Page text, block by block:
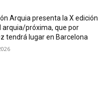
Arquia presenta la X edición
arquia/próxima, que por
tendrá lugar en Barcelona